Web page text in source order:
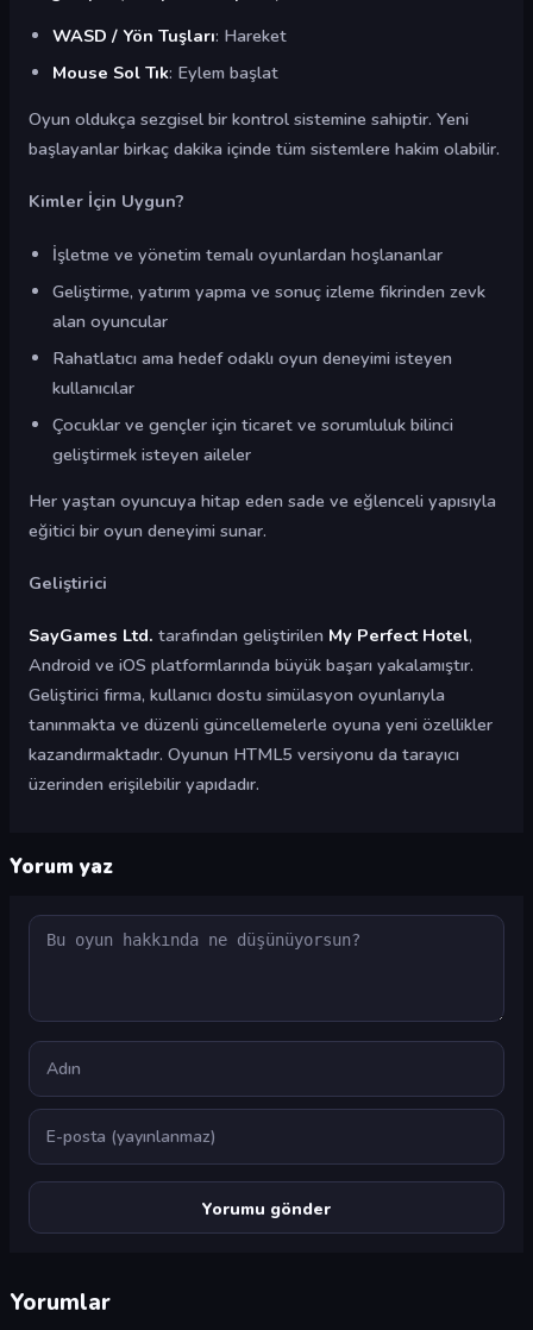
WASD / Yön Tuşları: Hareket
Mouse Sol Tık: Eylem başlat
Oyun oldukça sezgisel bir kontrol sistemine sahiptir. Yeni
başlayanlar birkaç dakika içinde tüm sistemlere hakim olabilir.
Kimler İçin Uygun?
İşletme ve yönetim temalı oyunlardan hoşlananlar
Geliştirme, yatırım yapma ve sonuç izleme fikrinden zevk
alan oyuncular
Rahatlatıcı ama hedef odaklı oyun deneyimi isteyen
kullanıcılar
Çocuklar ve gençler için ticaret ve sorumluluk bilinci
geliştirmek isteyen aileler
Her yaştan oyuncuya hitap eden sade ve eğlenceli yapısıyla
eğitici bir oyun deneyimi sunar.
Geliştirici
SayGames Ltd. tarafından geliştirilen My Perfect Hotel,
Android ve iOS platformlarında büyük başarı yakalamıştır.
Geliştirici firma, kullanıcı dostu simülasyon oyunlarıyla
tanınmakta ve düzenli güncellemelerle oyuna yeni özellikler
kazandırmaktadır. Oyunun HTML5 versiyonu da tarayıcı
üzerinden erişilebilir yapıdadır.
Yorum yaz
Yorum
Ad
E-posta
Yorumlar